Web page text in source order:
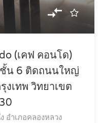
(เคฟ คอนโด)
ชั้น 6 ติดถนนใหญ่
เทพ วิทยาเขต
อำเภอคลองหลวง